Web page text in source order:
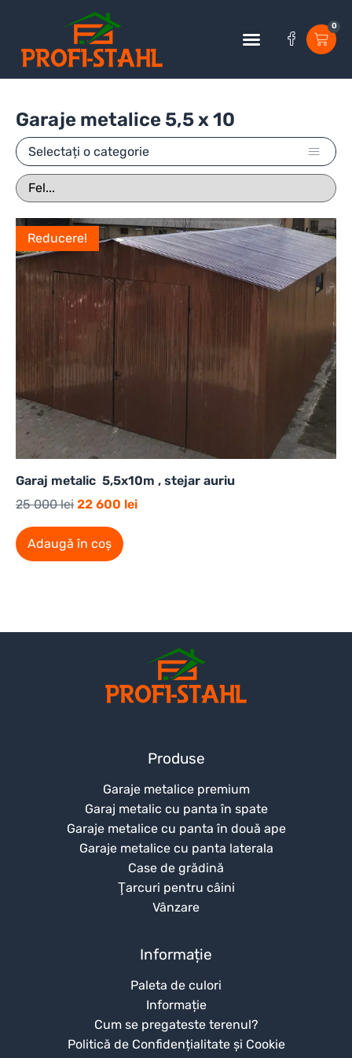
0
Garaje metalice 5,5 x 10
Selectați o categorie
Reducere!
Garaj metalic 5,5x10m , stejar auriu
25 000lei 22 600 lei
Adaugă în coș
Produse
Garaje metalice premium
Garaj metalic cu panta în spate
Garaje metalice cu panta în două ape
Garaje metalice cu panta laterala
Case de grădină
Ţarcuri pentru câini
Vânzare
Informație
Paleta de culori
Informație
Cum se pregateste terenul?
Politică de Confidențialitate și Cookie